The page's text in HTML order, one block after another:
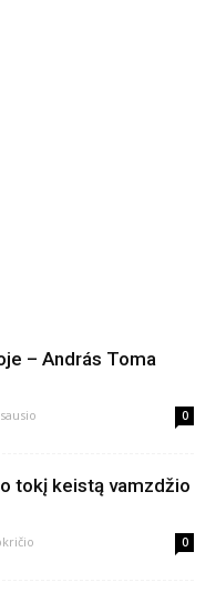
– András Toma
0
tokį keistą vamzdžio
0